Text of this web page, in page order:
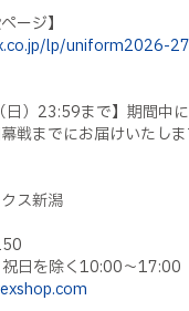
ージ】
lp/uniform2026-
）23:59まで】期間中
戦までにお届けいたしま
ス新潟
日を除く10:00〜17:00